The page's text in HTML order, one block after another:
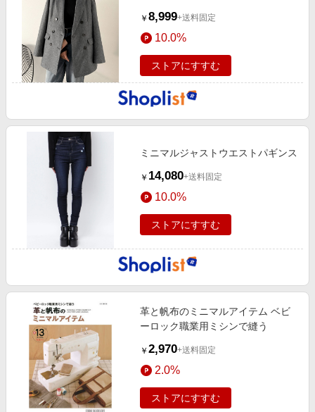
￥ 8,999+送料固定
10.0%
ストアにすすむ
ミニマルジャストウエストパギンス
￥ 14,080+送料固定
10.0%
ストアにすすむ
革と帆布のミニマルアイテム ベビ
ーロック職業用ミシンで縫う
￥ 2,970+送料固定
2.0%
ストアにすすむ